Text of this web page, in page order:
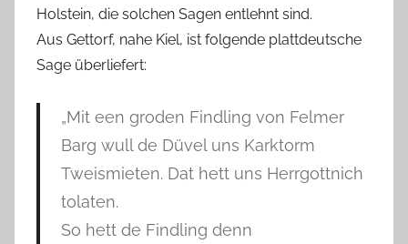
Holstein, die solchen Sagen entlehnt sind.
Aus Gettorf, nahe Kiel, ist folgende plattdeutsche
Sage überliefert:
„Mit een groden Findling von Felmer
Barg wull de Düvel uns Karktorm
Tweismieten. Dat hett uns Herrgottnich
tolaten.
So hett de Findling denn